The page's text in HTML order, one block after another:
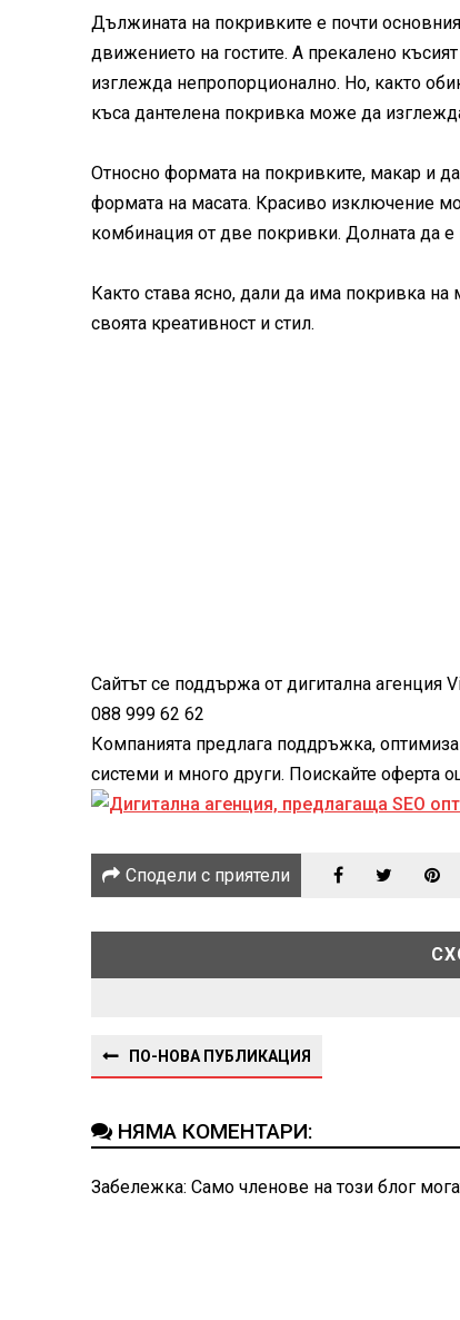
Дължината на покривките е почти
движението на гостите. А прекалено
изглежда непропорционално. Но, както
къса дантелена покривка може да
Относно формата на покривките, макар и
формата на масата. Красиво изключение
комбинация от две покривки. Долната да е
Както става ясно, дали да има покривка
своята креативност и стил.
Сайтът се поддържа от дигитална агенция
088 999 62 62
Компанията предлага поддръжка,
системи и много други. Поискайте оферта
Сподели с приятели
ПО-НОВА ПУБЛИКАЦИЯ
НЯМА КОМЕНТАРИ:
Забележка: Само членове на този блог